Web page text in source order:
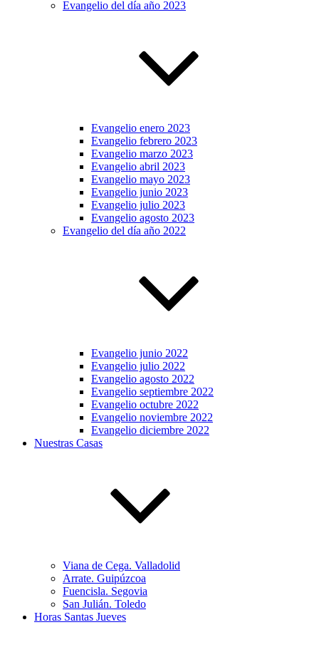
Evangelio del día año 2023
Evangelio enero 2023
Evangelio febrero 2023
Evangelio marzo 2023
Evangelio abril 2023
Evangelio mayo 2023
Evangelio junio 2023
Evangelio julio 2023
Evangelio agosto 2023
Evangelio del día año 2022
Evangelio junio 2022
Evangelio julio 2022
Evangelio agosto 2022
Evangelio septiembre 2022
Evangelio octubre 2022
Evangelio noviembre 2022
Evangelio diciembre 2022
Nuestras Casas
Viana de Cega. Valladolid
Arrate. Guipúzcoa
Fuencisla. Segovia
San Julián. Toledo
Horas Santas Jueves